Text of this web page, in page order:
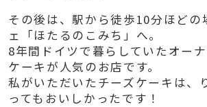
その後は、駅から徒歩10分ほどの
ェ「ほたるのこみち」へ。
8年間ドイツで暮らしていたオー
ケーキが人気のお店です。
私がいただいたチーズケーキは、
ってもおいしかったです！